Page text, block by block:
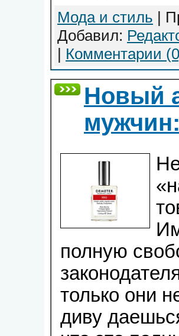
Мода и стиль |
Добавил:
| Комментарии
Новый
полную
только они
диву